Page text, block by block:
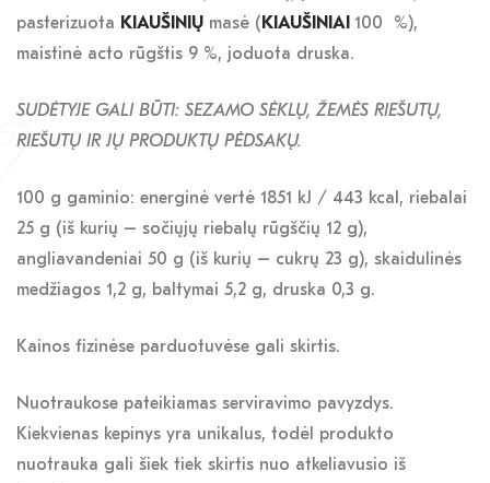
pasterizuota KIAUŠINIŲ masė ( KIAUŠINIAI 100 %),
maistinė acto rūgštis 9 %, joduota druska.
SUDĖTYJE GALI BŪTI: SEZAMO SĖKLŲ, ŽEMĖS RIEŠUTŲ,
RIEŠUTŲ IR JŲ PRODUKTŲ PĖDSAKŲ.
100 g gaminio: energinė vertė 1851 kJ / 443 kcal, riebalai
25 g (iš kurių – sočiųjų riebalų rūgščių 12 g),
angliavandeniai 50 g (iš kurių – cukrų 23 g), skaidulinės
medžiagos 1,2 g, baltymai 5,2 g, druska 0,3 g.
Kainos fizinėse parduotuvėse gali skirtis.
Nuotraukose pateikiamas serviravimo pavyzdys.
Kiekvienas kepinys yra unikalus, todėl produkto
nuotrauka gali šiek tiek skirtis nuo atkeliavusio iš